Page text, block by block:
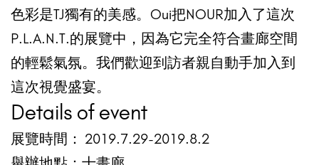
色彩是TJ獨有的美感。Oui把NOUR加入了這次
P.L.A.N.T.的展覽中，因為它完全符合畫廊空間
的輕鬆氣氛。我們歡迎到訪者親自動手加入到
這次視覺盛宴。
Details of event
展覽時間： 2019.7.29-2019.8.2